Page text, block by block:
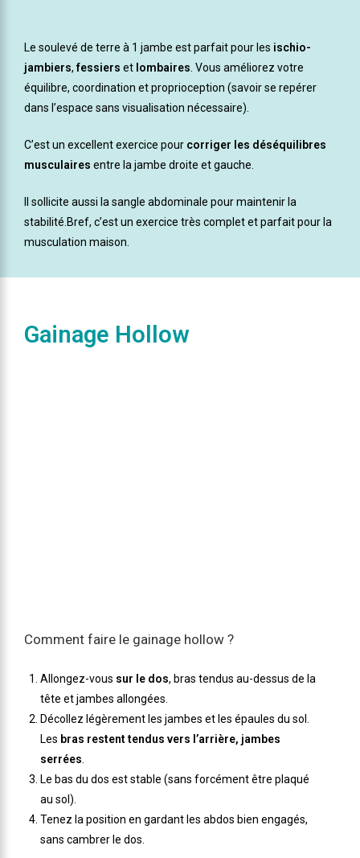
Le soulevé de terre à 1 jambe est parfait pour les ischio-
jambiers,fessiers et lombaires. Vous améliorez votre
équilibre, coordination et proprioception (savoir se repérer
dans l’espace sans visualisation nécessaire).
C’est un excellent exercice pour corriger les déséquilibres
musculaires entre la jambe droite et gauche.
Il sollicite aussi la sangle abdominale pour maintenir la
stabilité.Bref, c’est un exercice très complet et parfait pour la
musculation maison.
Gainage Hollow
Comment faire le gainage hollow ?
Allongez-vous sur le dos, bras tendus au-dessus de la
tête et jambes allongées.
Décollez légèrement les jambes et les épaules du sol.
Les bras restent tendus vers l’arrière, jambes
serrées
Le bas du dos est stable (sans forcément être plaqué
au sol).
Tenez la position en gardant les abdos bien engagés,
sans cambrer le dos.